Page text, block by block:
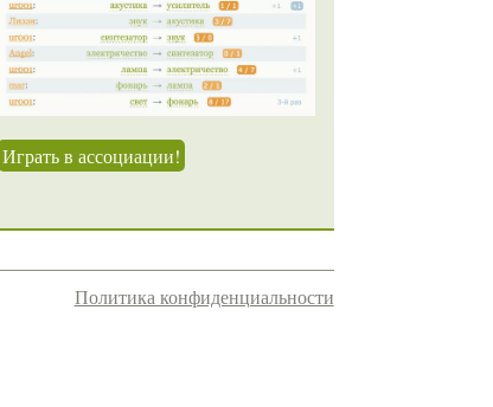
Играть в ассоциации!
Политика конфиденциальности